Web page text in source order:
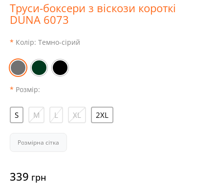
Труси-боксери з віскози короткі
DUNA 6073
Колір: Темно-сірий
Розмір:
S M L XL 2XL
Розмірна сітка
339 грн